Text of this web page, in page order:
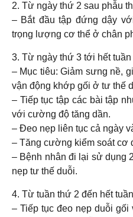
2. Từ ngày thứ 2 sau phẫu
– Bắt đầu tập đứng dậy
trọng lượng cơ thể ở chân
3. Từ ngày thứ 3 tới hết
– Mục tiêu: Giảm sưng nề,
vận động khớp gối ở tư thế
– Tiếp tục tập các bài tập
với cường độ tăng dần.
– Đeo nẹp liên tục cả ngày
– Tăng cường kiểm soát cơ
– Bệnh nhân đi lại sử dụng
nẹp tư thế duỗi.
4. Từ tuần thứ 2 đến hết
– Tiếp tục đeo nẹp duỗi gối